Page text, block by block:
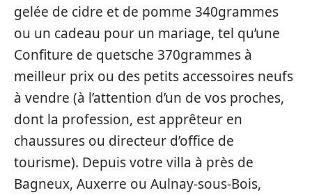
gelée de cidre et de pomme 340grammes
ou un cadeau pour un mariage, tel qu’une
Confiture de quetsche 370grammes à
meilleur prix ou des petits accessoires neufs
à vendre (à l’attention d’un de vos proches,
dont la profession, est apprêteur en
chaussures ou directeur d’office de
tourisme). Depuis votre villa à près de
Bagneux, Auxerre ou Aulnay-sous-Bois,